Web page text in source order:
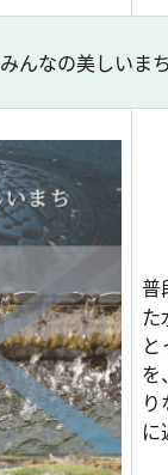
みんなの美しいま
普
た
を